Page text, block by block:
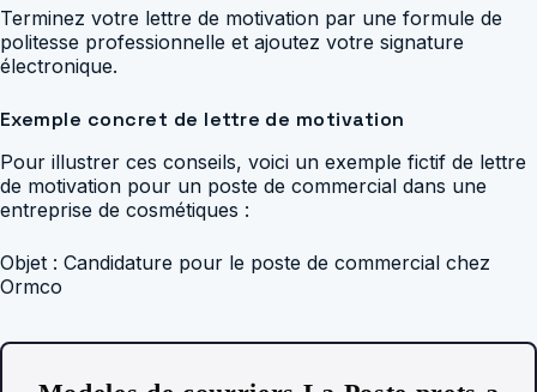
Terminez votre lettre de motivation par une formule de
politesse professionnelle et ajoutez votre signature
électronique.
Exemple concret de lettre de motivation
Pour illustrer ces conseils, voici un exemple fictif de lettre
de motivation pour un poste de commercial dans une
entreprise de cosmétiques :
Objet : Candidature pour le poste de commercial chez
Ormco